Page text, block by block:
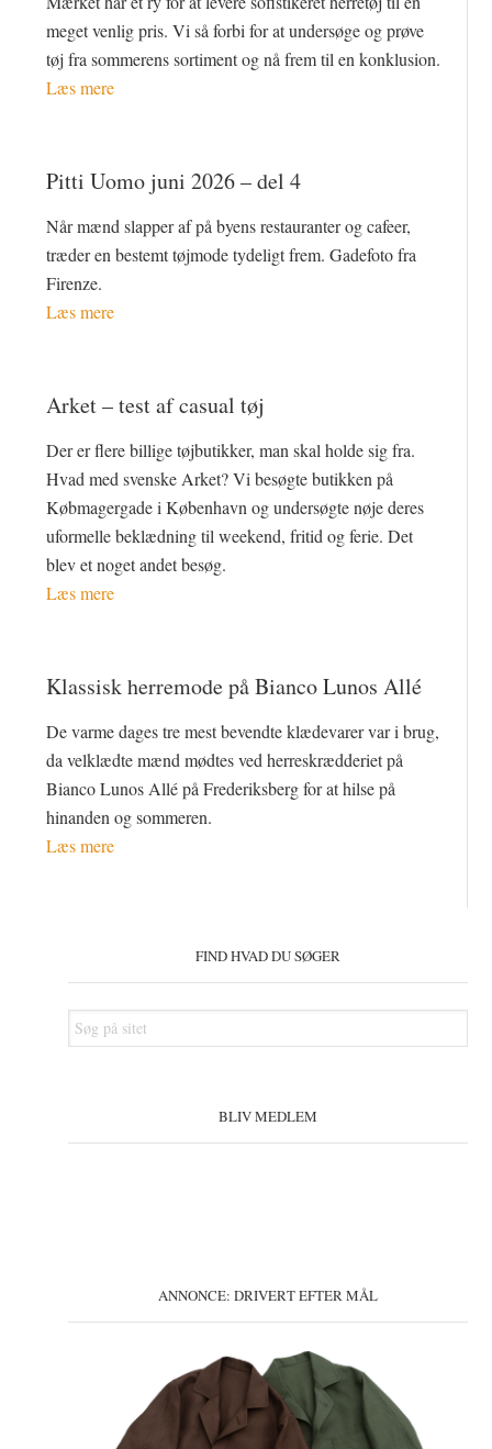
meget venlig pris. Vi så forbi for at undersøge og prøve
tøj fra sommerens sortiment og nå frem til en konklusion.
Læs mere
Pitti Uomo juni 2026 – del 4
Når mænd slapper af på byens restauranter og cafeer,
træder en bestemt tøjmode tydeligt frem. Gadefoto fra
Firenze.
Læs mere
Arket – test af casual tøj
Der er flere billige tøjbutikker, man skal holde sig fra.
Hvad med svenske Arket? Vi besøgte butikken på
Købmagergade i København og undersøgte nøje deres
uformelle beklædning til weekend, fritid og ferie. Det
blev et noget andet besøg.
Læs mere
Klassisk herremode på Bianco Lunos Allé
De varme dages tre mest bevendte klædevarer var i brug,
da velklædte mænd mødtes ved herreskrædderiet på
Bianco Lunos Allé på Frederiksberg for at hilse på
hinanden og sommeren.
Læs mere
FIND HVAD DU SØGER
Søg
på
BLIV MEDLEM
ANNONCE: DRIVERT EFTER MÅL